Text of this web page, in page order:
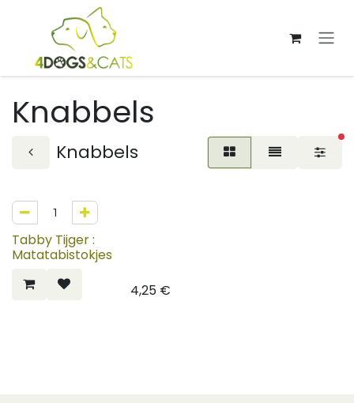
Overslaan naar inhoud
Knabbels
Knabbels
Tabby Tijger :
Matatabistokjes
4,25€